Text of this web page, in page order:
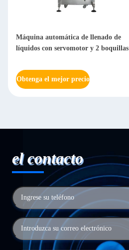
Máquina automática de llenado de
líquidos con servomotor y 2 boquillas
Obtenga el mejor precio
el contacto